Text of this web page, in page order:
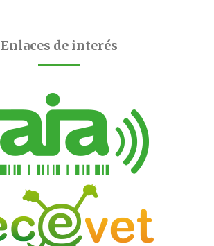
Enlaces de interés